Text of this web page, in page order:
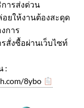
ารส่งด่วน
ยให้งานต้องสะดุด
การ
สั่งซื้อผ่านเว็บไซท์
:
8ybo